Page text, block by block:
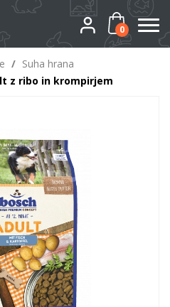
0
/ Suha hrana
z ribo in krompirjem